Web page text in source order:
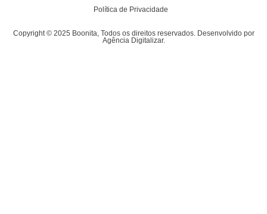
Política de Privacidade
Copyright © 2025 Boonita, Todos os direitos reservados. Desenvolvido por
Agência Digitalizar.